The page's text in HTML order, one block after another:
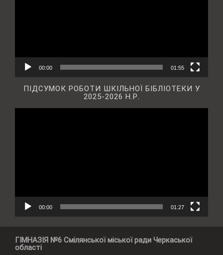
00:00 01:55
ПІДСУМОК РОБОТИ ШКІЛЬНОЇ БІБЛІОТЕКИ У
2025-2026 Н.Р.
00:00 01:27
ГІМНАЗІЯ №6 Смілянської міської ради Черкаської
області